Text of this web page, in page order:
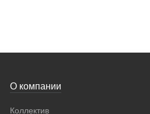
О компании
Коллектив